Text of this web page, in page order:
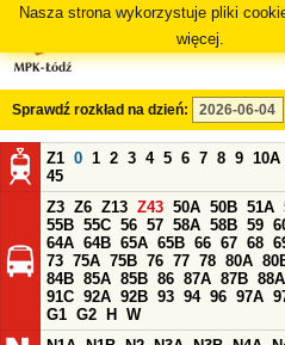
Nasza strona wykorzystuje pliki
więcej.
Sprawdź rozkład na dzień:
Z1 0 1 2 3 4 5 6 7 8 9 10A
45
Z3 Z6 Z13 Z43 50A 50B 51A
55B 55C 56 57 58A 58B 59
64A 64B 65A 65B 66 67 68
73 75A 75B 76 77 78 80A
84B 85A 85B 86 87A 87B 88A
91C 92A 92B 93 94 96 97A
G1 G2 H
W